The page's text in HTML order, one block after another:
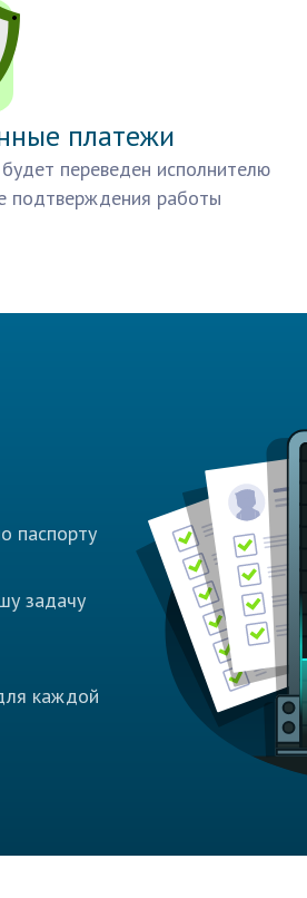
платежи
переведен исполнителю
подтверждения работы
паспорту
задачу
каждой